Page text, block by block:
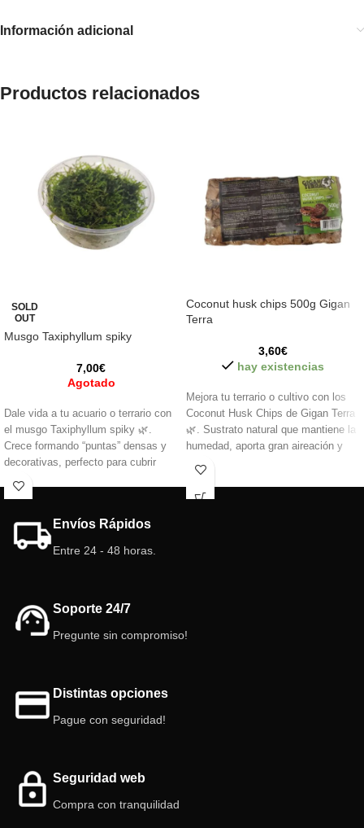
Información adicional
Productos relacionados
SOLD
OUT
Musgo Taxiphyllum spiky
7,00€
Agotado
Dale vida a tu acuario o terrario con
el musgo Taxiphyllum spiky 🌿.
Crece formando “puntas” densas y
decorativas, perfecto para cubrir
rocas, raíces o crear refugios
¡Un toque verde imprescindible en tu
ecosistema!
Coconut husk chips 500g Gigan
Terra
3,60€
hay existencias
Mejora tu terrario o cultivo con los
Coconut Husk Chips de Gigan Terra
🌿. Sustrato natural que mantiene la
humedad, aporta gran aireación y
favorece raíces fuertes y plantas
paludarios y mezclas
Envíos Rápidos
Entre 24 - 48 horas.
Soporte 24/7
Pregunte sin compromiso!
Distintas opciones
Pague con seguridad!
Seguridad web
Compra con tranquilidad